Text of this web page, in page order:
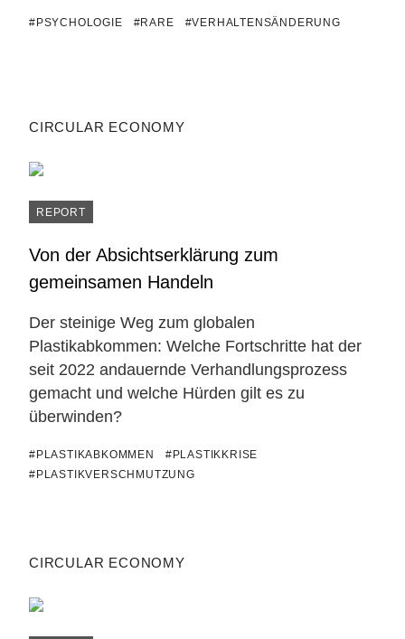
#PSYCHOLOGIE #RARE #VERHALTENSÄNDERUNG
CIRCULAR ECONOMY
REPORT
Von der Absichtserklärung zum
gemeinsamen Handeln
Der steinige Weg zum globalen
Plastikabkommen: Welche Fortschritte hat der
seit 2022 andauernde Verhandlungsprozess
gemacht und welche Hürden gilt es zu
überwinden?
#PLASTIKABKOMMEN
#PLASTIKKRISE
#PLASTIKVERSCHMUTZUNG
CIRCULAR ECONOMY